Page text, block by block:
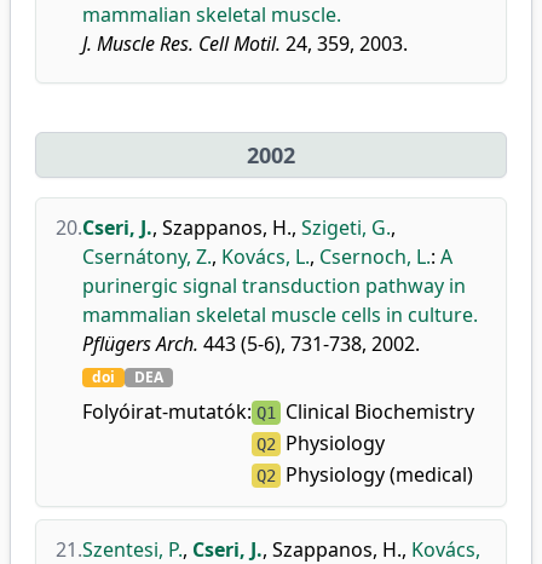
mammalian skeletal muscle.
J. Muscle Res. Cell Motil. 24, 359, 2003.
2002
20.Cseri, J., Szappanos, H., Szigeti, G.,
Csernátony, Z., Kovács, L., Csernoch, L.: A
purinergic signal transduction pathway in
mammalian skeletal muscle cells in culture.
Pflügers Arch. 443 (5-6), 731-738, 2002.
doi DEA
Folyóirat-mutatók: Q1 Clinical Biochemistry
Q2 Physiology
Q2 Physiology (medical)
21.Szentesi, P., Cseri, J., Szappanos, H., Kovács,